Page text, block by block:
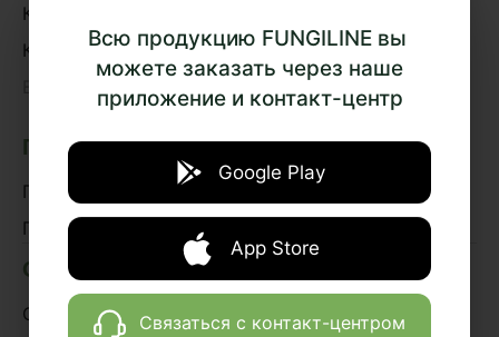
Всю продукцию FUNGILINE вы
можете заказать через наше
приложение и контакт-центр
Google Play
App Store
Связаться с контакт-центром
Книги
Курсы
›
ПОДБОР ПРЕПАРАТОВ
По эффектам
По системам организма
О НАС
О проекте